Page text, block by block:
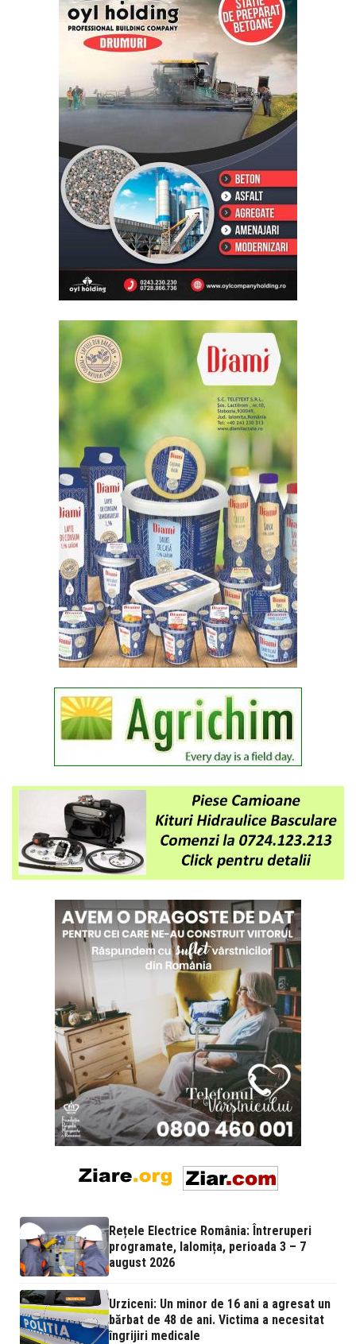
Rețele Electrice România: Întreruperi
programate, Ialomița, perioada 3 – 7
august 2026
Urziceni: Un minor de 16 ani a agresat un
bărbat de 48 de ani. Victima a necesitat
îngrijiri medicale